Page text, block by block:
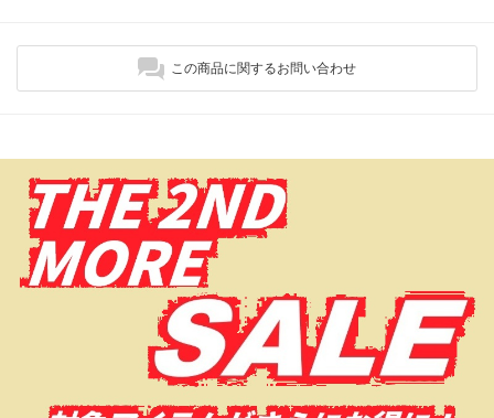
この商品に関するお問い合わせ